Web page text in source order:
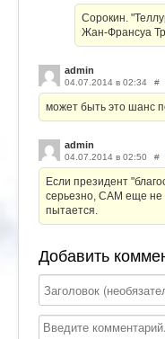
Сорокин.
Жан-Франсуа
admin
04.07.2014 в 02:34 #
может быть это шанс
admin
04.07.2014 в 02:50 #
Если президент
серьезно, САМ еще не
пытается.
Добавить